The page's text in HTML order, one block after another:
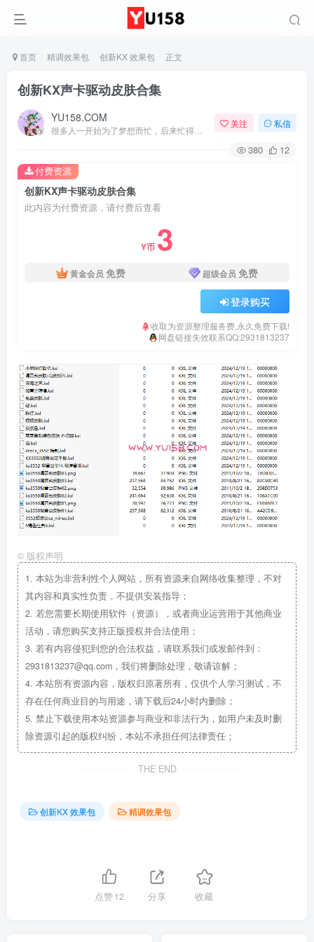
首页 精调效果包 创新KX 效果包 正文
创新KX声卡驱动皮肤合集
YU158.COM 关注 私信
380 12
创新KX声卡驱动皮肤合集
此内容为付费资源，请付费后查看
Y币 3
黄金会员 免费 超级会员 免费
登录购买
收取为资源整理服务费,永久免费下载!
网盘链接失效联系QQ:2931813237
付费资源
© 版权声明
1. 本站为非营利性个人网站，所有资源来自网络收集整理，不对
其内容和真实性负责，不提供安装指导；
2. 若您需要长期使用软件（资源），或者商业运营用于其他商业
活动，请您购买支持正版授权并合法使用；
3. 若有内容侵犯到您的合法权益，请联系我们或发邮件到：
2931813237@qq.com，我们将删除处理，敬请谅解；
4. 本站所有资源内容，版权归原著所有，仅供个人学习测试，不
存在任何商业目的与用途，请下载后24小时内删除；
5. 禁止下载使用本站资源参与商业和非法行为，如用户未及时删
除资源引起的版权纠纷，本站不承担任何法律责任；
THE END
创新KX 效果包 精调效果包
点赞12 分享 收藏